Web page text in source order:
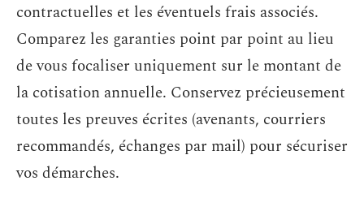
contractuelles et les éventuels frais associés.
Comparez les garanties point par point au lieu
de vous focaliser uniquement sur le montant de
la cotisation annuelle. Conservez précieusement
toutes les preuves écrites (avenants, courriers
recommandés, échanges par mail) pour sécuriser
vos démarches.